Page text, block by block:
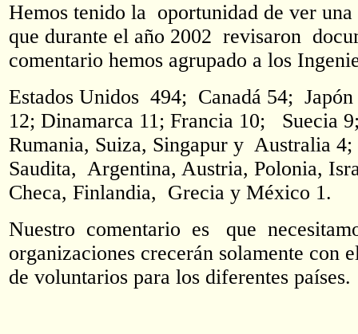
Hemos tenido la oportunidad de ver
que durante el año 2002 revisaron
comentario hemos agrupado a los
Estados Unidos 494; Canadá 54;
12; Dinamarca 11; Francia 10;
Rumania, Suiza, Singapur y
Saudita, Argentina, Austria, Polonia,
Checa, Finlandia, Grecia y México 1.
Nuestro comentario es que
organizaciones crecerán solamente
de voluntarios para los diferentes países.